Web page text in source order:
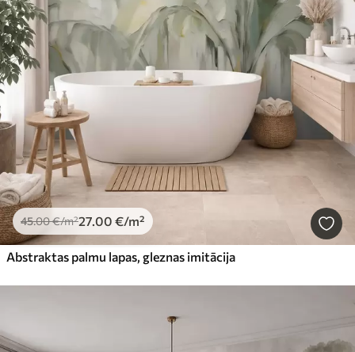
45.00€/m²27.00 €/m²
Abstraktas palmu lapas, gleznas imitācija